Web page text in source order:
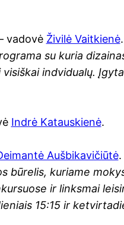
vadovė Živilė Vaitkienė.
su kuria
indvidualų.
Indrė Katauskienė.
Aušbikavičiūtė.
būrelis, kuriame
ir linksmai
15:15 ir